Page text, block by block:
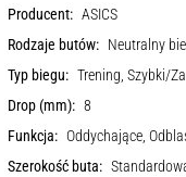
Producent: ASICS
Rodzaje butów: Neutralny
Typ biegu: Trening, Szybki/
Drop (mm): 8
Funkcja: Oddychające,
Szerokość buta: